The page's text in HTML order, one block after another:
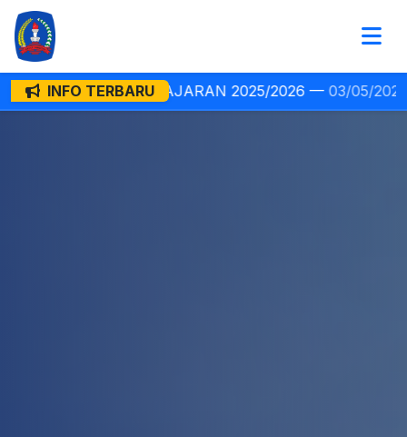
INFO TERBARU
03/05/2026 Penerimaan Murid Baru